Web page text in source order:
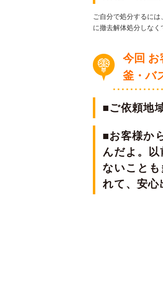
ご自分で処分するに
に撤去解体処分しな
今回 お
釜・バ
■ご依頼地
■お客様か
んだよ。
ないことも
れて、安心